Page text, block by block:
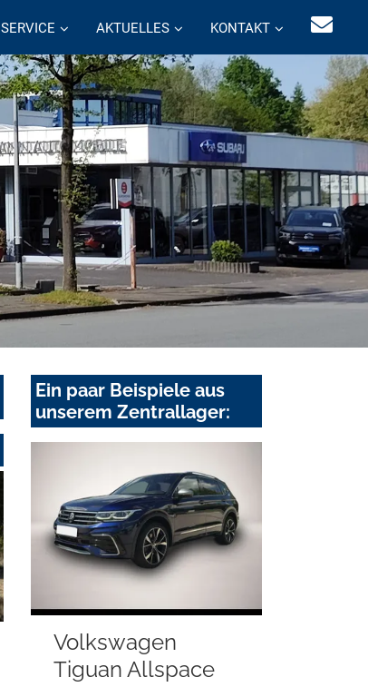
SERVICE AKTUELLES KONTAKT
Ein paar Beispiele aus
unserem Zentrallager:
Volkswagen
Tiguan Allspace